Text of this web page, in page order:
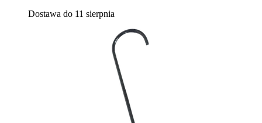
Dostawa do 11 sierpnia